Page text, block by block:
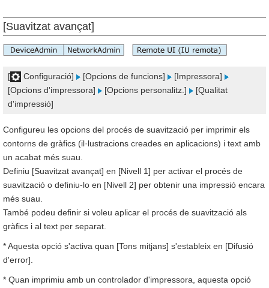
[Suavitzat avançat]
[ Configuració] [Opcions de funcions]
[Impressora]
[Opcions d'impressora]
[Opcions personalitz.]
[Qualitat
d'impressió]
Configureu les opcions del procés de suavització per imprimir els
contorns de gràfics (il·lustracions creades en aplicacions) i text amb
un acabat més suau.
Definiu [Suavitzat avançat] en [Nivell 1] per activar el procés de
suavització o definiu-lo en [Nivell 2] per obtenir una impressió encara
més suau.
També podeu definir si voleu aplicar el procés de suavització als
gràfics i al text per separat.
* Aquesta opció s'activa quan [Tons mitjans] s'estableix en [Difusió
d'error].
* Quan imprimiu amb un controlador d'impressora, aquesta opció